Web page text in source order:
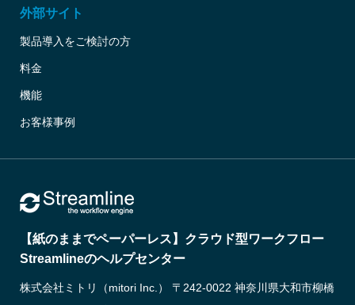
外部サイト
製品導入をご検討の方
料金
機能
お客様事例
【紙のままでペーパーレス】クラウド型ワークフロー
Streamlineのヘルプセンター
株式会社ミトリ（mitori Inc.） 〒242-0022 神奈川県大和市柳橋